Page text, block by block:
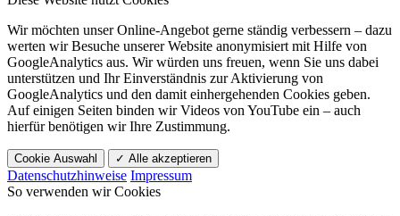
Wir möchten unser Online-Angebot gerne ständig verbessern – dazu
werten wir Besuche unserer Website anonymisiert mit Hilfe von
GoogleAnalytics aus. Wir würden uns freuen, wenn Sie uns dabei
unterstützen und Ihr Einverständnis zur Aktivierung von
GoogleAnalytics und den damit einhergehenden Cookies geben.
Auf einigen Seiten binden wir Videos von YouTube ein – auch
hierfür benötigen wir Ihre Zustimmung.
Cookie Auswahl ✓ Alle akzeptieren
Datenschutzhinweise Impressum
So verwenden wir Cookies